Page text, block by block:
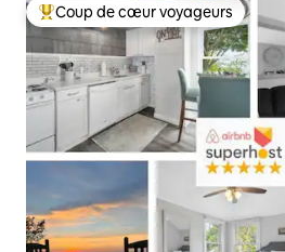
Coups de cœur voyageurs les plus
Coup de cœur voyageurs